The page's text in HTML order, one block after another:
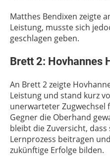
Matthes Bendixen zeigte
Leistung, musste sich
geschlagen geben.
Brett 2: Hovhannes
An Brett 2 zeigte
Leistung und stand kurz
unerwarteter Zugwechsel
Gegner die Oberhand
bleibt die Zuversicht,
Lernprozess beitragen
zukünftige Erfolge bilden.